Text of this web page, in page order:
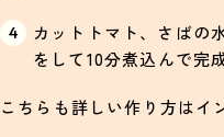
カットトマト、さばの
をして10分煮込んで完
こちらも詳しい作り方はイ